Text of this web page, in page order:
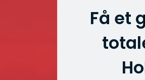
Få et